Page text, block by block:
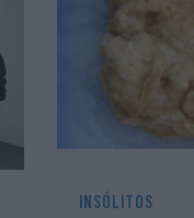
INSÓLITOS